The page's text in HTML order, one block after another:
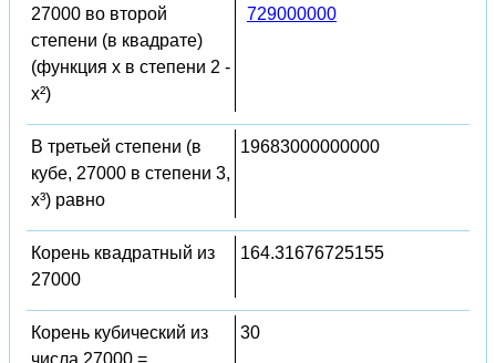
27000 во второй
степени (в квадрате)
(функция x в степени 2 -
x²)
729000000
В третьей степени (в
кубе, 27000 в степени 3,
x³) равно
19683000000000
Корень квадратный из
27000
164.31676725155
Корень кубический из
числа 27000 =
30